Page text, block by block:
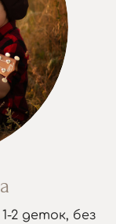
2 деток, без